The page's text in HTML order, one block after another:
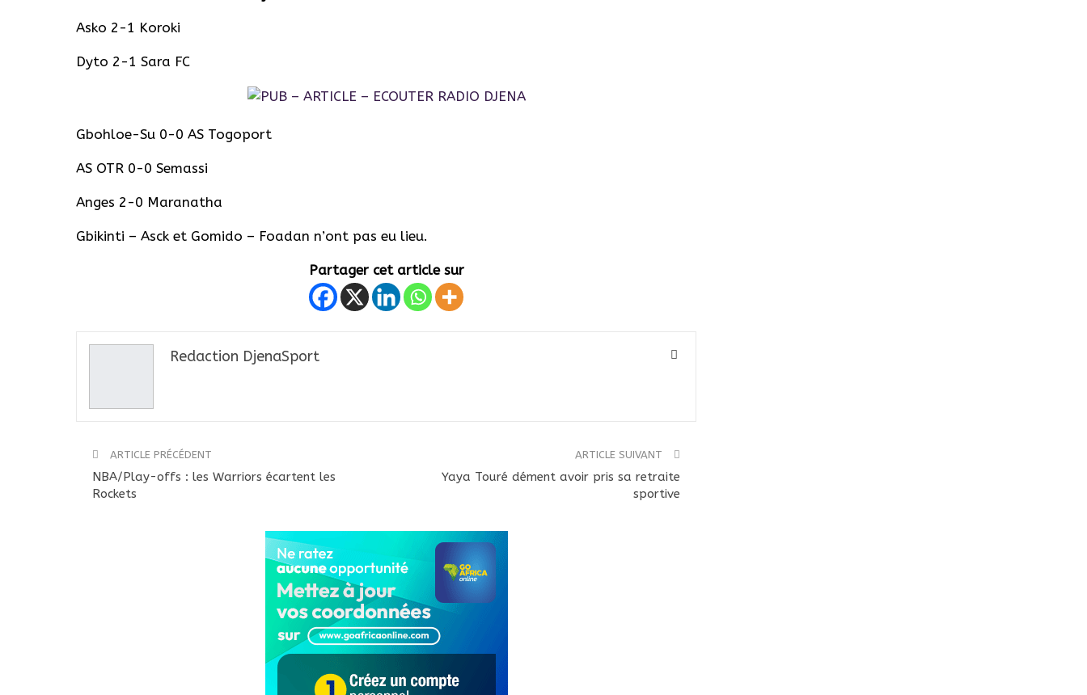
Asko 2-1 Koroki
Dyto 2-1 Sara FC
Gbohloe-Su 0-0 AS Togoport
AS OTR 0-0 Semassi
Anges 2-0 Maranatha
Gbikinti – Asck et Gomido – Foadan n’ont pas eu lieu.
Partager cet article sur
Redaction DjenaSport
ARTICLE PRÉCÉDENT
NBA/Play-offs : les Warriors écartent les
Rockets
ARTICLE SUIVANT
Yaya Touré dément avoir pris sa retraite
sportive